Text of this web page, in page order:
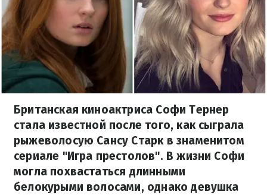
Британская киноактриса Софи Тернер
стала известной после того, как сыграла
рыжеволосую Сансу Старк в знаменитом
сериале "Игра престолов". В жизни Софи
могла похвастаться длинными
белокурыми волосами, однако девушка